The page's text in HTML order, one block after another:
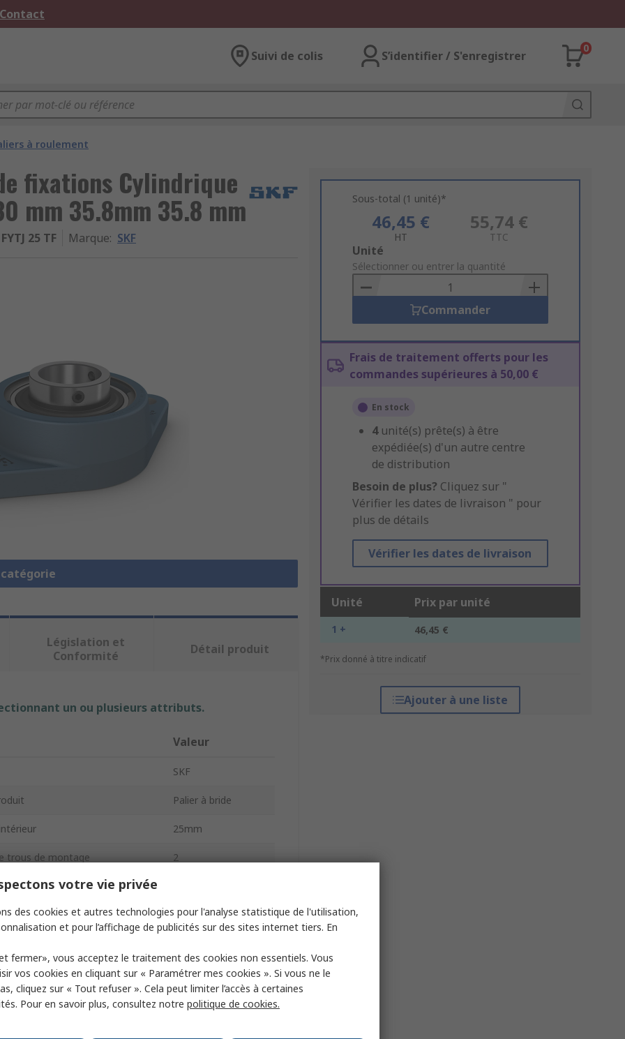
Suivi de colis S’identifier / S'enregistrer
0
à roulement
fixations Cylindrique
mm 35.8mm 35.8 mm
FYTJ 25 TF Marque: SKF
Sous-total (1 unité)*
46,45 €
HT
55,74 €
TTC
Add
to
Basket
Unité
Sélectionner ou entrer la quantité
Commander
Frais de traitement offerts pour les
commandes supérieures à 50,00 €
En stock
4 unité(s) prête(s) à être
expédiée(s) d'un autre centre
de distribution
Besoin de plus? Cliquez sur "
Vérifier les dates de livraison " pour
plus de détails
Vérifier les dates de livraison
Unité Prix par unité
1 + 46,45 €
*Prix donné à titre indicatif
Ajouter à une liste
Législation et
Conformité
Détail produit
un ou plusieurs attributs.
Valeur
SKF
Palier à bride
25mm
trous de montage 2
Vis de réglage
35.8mm
35.8mm
votre vie privée
des cookies et autres technologies pour l'analyse statistique de l'utilisation,
et pour l’affichage de publicités sur des sites internet tiers. En
fermer», vous acceptez le traitement des cookies non essentiels. Vous
vos cookies en cliquant sur « Paramétrer mes cookies ». Si vous ne le
cliquez sur « Tout refuser ». Cela peut limiter l’accès à certaines
Pour en savoir plus, consultez notre politique de cookies.